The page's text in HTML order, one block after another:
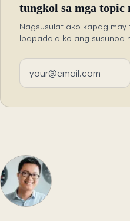
tungkol sa mga topic
Nagsusulat ako kapag
Ipapadala ko ang susunod
Email address